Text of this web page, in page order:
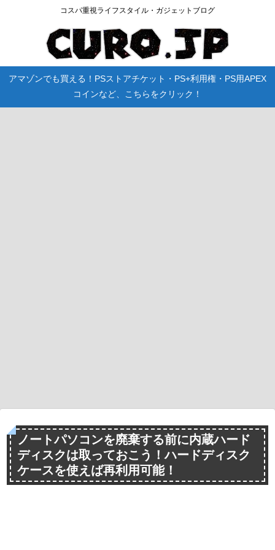
コスパ重視ライフスタイル・ガジェットブログ
アマゾンでも買える！PSストアチケット・PS+利用権・PS用APEX
コインなど、こちらをクリック！
ノートパソコンを廃棄する前に内蔵ハード
ディスクは取っておこう！ハードディスク
ケースを使えば再利用可能！